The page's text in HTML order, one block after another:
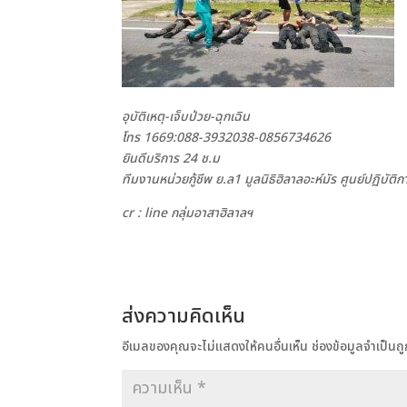
อุบัติเหตุ-เจ็บป่วย-ฉุกเฉิน
โทร 1669:088-3932038-0856734626
ยินดีบริการ 24 ช.ม
ทีมงานหน่วยกู้ชีพ ย.ล1 มูลนิธิฮิลาลอะห์มัร ศูนย์ปฏิบัติก
cr : line กลุ่มอาสาฮิลาลฯ
ส่งความคิดเห็น
อีเมลของคุณจะไม่แสดงให้คนอื่นเห็น ช่องข้อมูลจำเป็น